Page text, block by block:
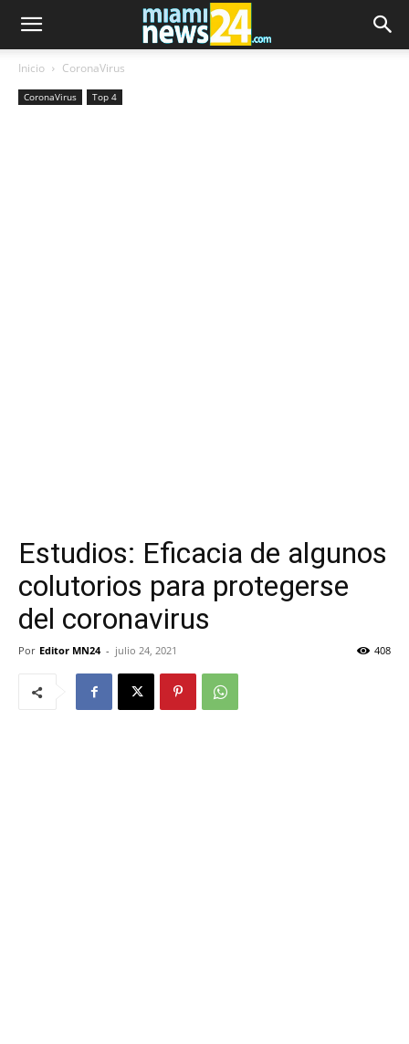
Inicio CoronaVirus
CoronaVirus Top 4
Estudios: Eficacia de algunos
colutorios para protegerse
del coronavirus
Por Editor MN24 - julio 24, 2021 408